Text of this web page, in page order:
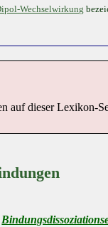
Wechselwirkung
auf dieser Lexikon-